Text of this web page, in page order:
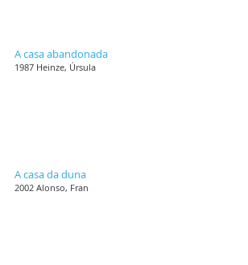
A casa abandonada
1987 Heinze, Úrsula
A casa da duna
2002 Alonso, Fran